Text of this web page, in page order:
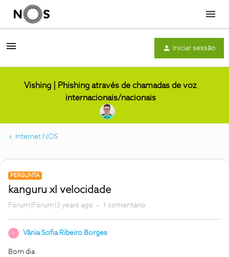
Menu
Iniciar sessão
Vishing | Phishing através de chamadas de voz
internacionais/nacionais
Internet NOS
PERGUNTA
kanguru xl velocidade
Forum|Forum|3 years ago 1 comentário
V Vânia Sofia Ribeiro Borges
Bom dia